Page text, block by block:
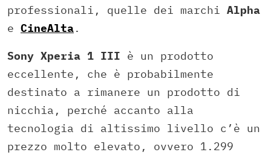
professionali, quelle dei marchi Alpha
e CineAlta.
Sony Xperia 1 III è un prodotto
eccellente, che è probabilmente
destinato a rimanere un prodotto di
nicchia, perché accanto alla
tecnologia di altissimo livello c’è un
prezzo molto elevato, ovvero 1.299